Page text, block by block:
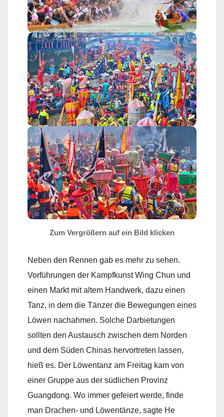
Zum Vergrößern auf ein Bild klicken
Neben den Rennen gab es mehr zu sehen.
Vorführungen der Kampfkunst Wing Chun und
einen Markt mit altem Handwerk, dazu einen
Tanz, in dem die Tänzer die Bewegungen eines
Löwen nachahmen. Solche Darbietungen
sollten den Austausch zwischen dem Norden
und dem Süden Chinas hervortreten lassen,
hieß es. Der Löwentanz am Freitag kam von
einer Gruppe aus der südlichen Provinz
Guangdong. Wo immer gefeiert werde, finde
man Drachen- und Löwentänze, sagte He